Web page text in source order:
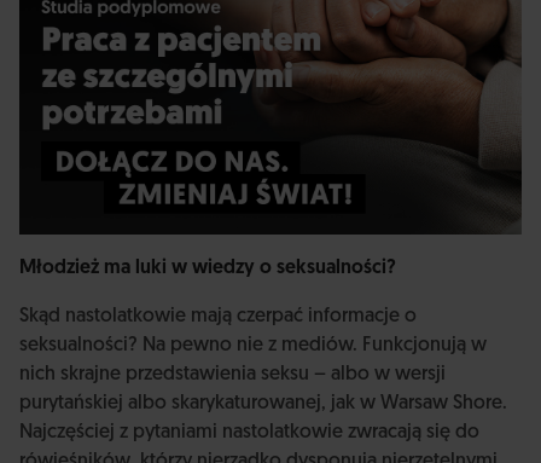
Młodzież ma luki w wiedzy o seksualności?
Skąd nastolatkowie mają czerpać informacje o
seksualności? Na pewno nie z mediów. Funkcjonują w
nich skrajne przedstawienia seksu – albo w wersji
purytańskiej albo skarykaturowanej, jak w Warsaw Shore.
Najczęściej z pytaniami nastolatkowie zwracają się do